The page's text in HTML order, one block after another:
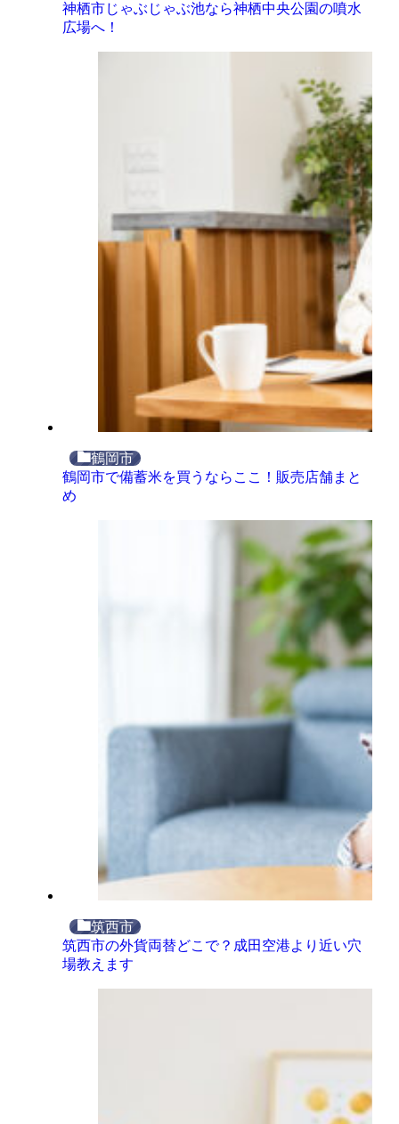
神栖市じゃぶじゃぶ池なら神栖中央公園の噴水
広場へ！
鶴岡市
鶴岡市で備蓄米を買うならここ！販売店舗まと
め
筑西市
筑西市の外貨両替どこで？成田空港より近い穴
場教えます